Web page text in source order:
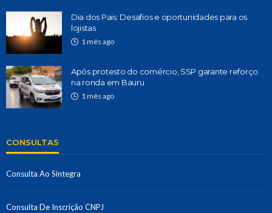
Dia dos Pais: Desafios e oportunidades para os
lojistas
1 mês ago
Após protesto do comércio, SSP garante reforço
na ronda em Bauru
1 mês ago
CONSULTAS
Consulta Ao Sintegra
Consulta De Inscrição CNPJ